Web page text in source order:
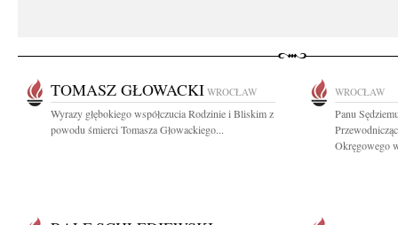
TOMASZ GŁOWACKI WROCŁAW
Wyrazy głębokiego współczucia Rodzinie i Bliskim z
powodu śmierci Tomasza Głowackiego...
WROCŁAW
Panu
Okręgowego